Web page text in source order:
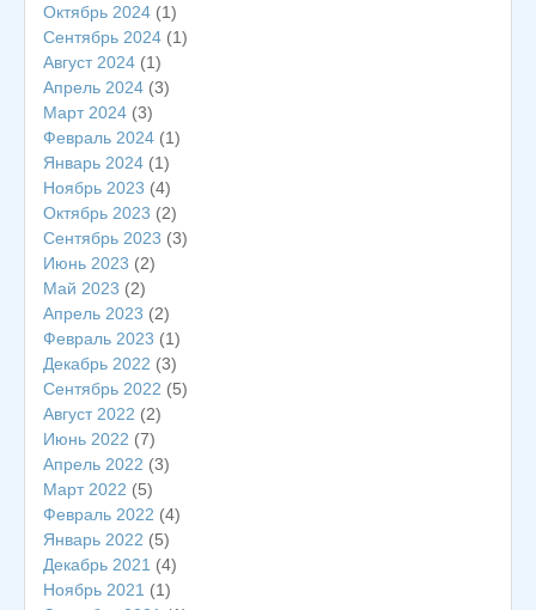
Октябрь 2024 (1)
Сентябрь 2024 (1)
Август 2024 (1)
Апрель 2024 (3)
Март 2024 (3)
Февраль 2024 (1)
Январь 2024 (1)
Ноябрь 2023 (4)
Октябрь 2023 (2)
Сентябрь 2023 (3)
Июнь 2023 (2)
Май 2023 (2)
Апрель 2023 (2)
Февраль 2023 (1)
Декабрь 2022 (3)
Сентябрь 2022 (5)
Август 2022 (2)
Июнь 2022 (7)
Апрель 2022 (3)
Март 2022 (5)
Февраль 2022 (4)
Январь 2022 (5)
Декабрь 2021 (4)
Ноябрь 2021 (1)